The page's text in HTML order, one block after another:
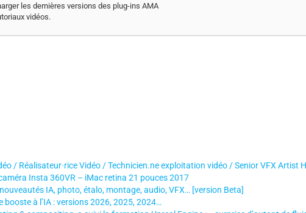
les dernières versions des plug-ins AMA
vidéos.
/ Réalisateur·rice Vidéo / Technicien.ne exploitation vidéo / Senior VFX Artist
Insta 360VR – iMac retina 21 pouces 2017
IA, photo, étalo, montage, audio, VFX… [version Beta]
booste à l’IA : versions 2026, 2025, 2024…